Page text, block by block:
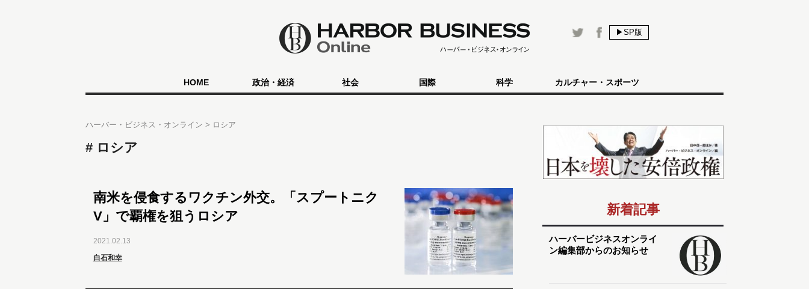
▶SP版
HOME 政治・経済 社会 国際 科学 カルチャー・スポーツ
ハーバー・ビジネス・オンライン ロシア
ロシア
南米を侵食するワクチン外交。「スプートニク
V」で覇権を狙うロシア
2021.02.13
白石和幸
新着記事
ハーバービジネスオンライ
ン編集部からのお知らせ